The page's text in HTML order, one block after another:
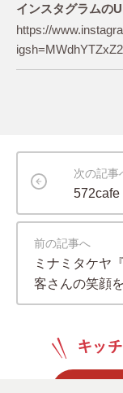
インスタグラムの
https://
次の記事
572cafe
前の記事へ
ミナミタケヤ
客さんの笑顔